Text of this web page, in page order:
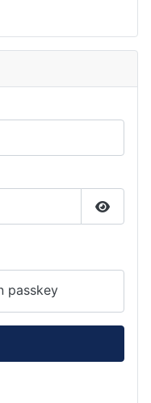
Toon
passkey